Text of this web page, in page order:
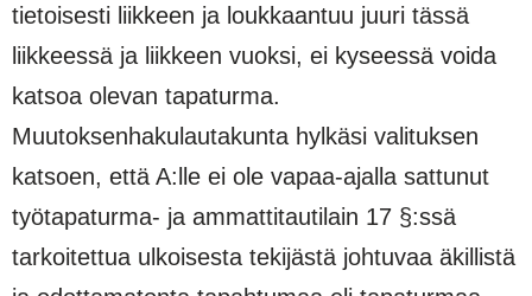
tietoisesti liikkeen ja loukkaantuu juuri tässä
liikkeessä ja liikkeen vuoksi, ei kyseessä voida
katsoa olevan tapaturma.
Muutoksenhakulautakunta hylkäsi valituksen
katsoen, että A:lle ei ole vapaa-ajalla sattunut
työtapaturma- ja ammattitautilain 17 §:ssä
tarkoitettua ulkoisesta tekijästä johtuvaa äkillistä